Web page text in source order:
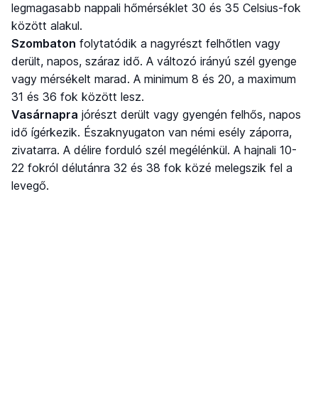
legmagasabb nappali hőmérséklet 30 és 35 Celsius-fok
között alakul.
Szombaton folytatódik a nagyrészt felhőtlen vagy
derült, napos, száraz idő. A változó irányú szél gyenge
vagy mérsékelt marad. A minimum 8 és 20, a maximum
31 és 36 fok között lesz.
Vasárnapra jórészt derült vagy gyengén felhős, napos
idő ígérkezik. Északnyugaton van némi esély záporra,
zivatarra. A délire forduló szél megélénkül. A hajnali 10-
22 fokról délutánra 32 és 38 fok közé melegszik fel a
levegő.